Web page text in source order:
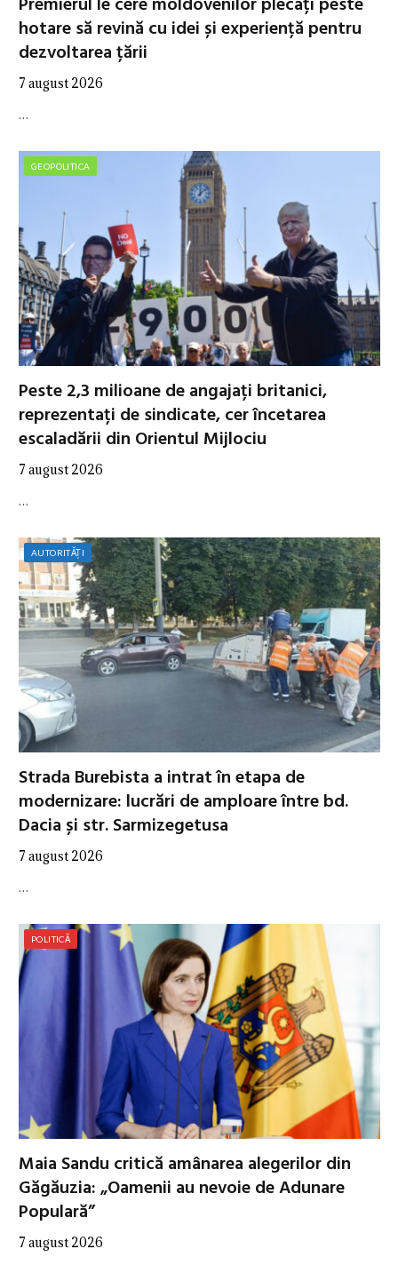
hotare să revină cu idei și experiență pentru
dezvoltarea țării
7 august 2026
…
GEOPOLITICA
Peste 2,3 milioane de angajați britanici,
reprezentați de sindicate, cer încetarea
escaladării din Orientul Mijlociu
7 august 2026
…
AUTORITĂȚI
Strada Burebista a intrat în etapa de
modernizare: lucrări de amploare între bd.
Dacia și str. Sarmizegetusa
7 august 2026
…
POLITICĂ
Maia Sandu critică amânarea alegerilor din
Găgăuzia: „Oamenii au nevoie de Adunare
Populară”
7 august 2026